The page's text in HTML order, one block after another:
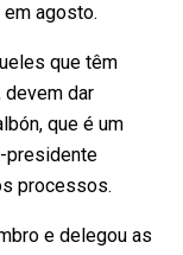
agosto.
que têm
dar
que é um
presidente
processos.
e delegou as